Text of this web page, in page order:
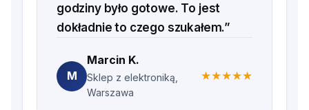
godziny było gotowe. To jest
dokładnie to czego szukałem.”
M
Marcin K.
Sklep z elektroniką,
Warszawa
★★★★★